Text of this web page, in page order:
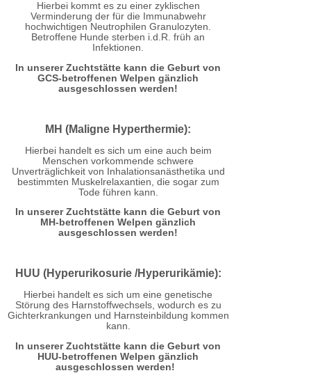
Hierbei kommt es zu einer zyklischen
Verminderung der für die Immunabwehr
hochwichtigen Neutrophilen Granulozyten.
Betroffene Hunde sterben i.d.R. früh an
Infektionen.
In unserer Zuchtstätte kann die Geburt von
GCS-betroffenen Welpen gänzlich
ausgeschlossen werden!
MH (Maligne Hyperthermie):
Hierbei handelt es sich um eine auch beim
Menschen vorkommende schwere
Unverträglichkeit von Inhalationsanästhetika und
bestimmten Muskelrelaxantien, die sogar zum
Tode führen kann.
In unserer Zuchtstätte kann die Geburt von
MH-betroffenen Welpen gänzlich
ausgeschlossen werden!
HUU (Hyperurikosurie /Hyperurikämie):
Hierbei handelt es sich um eine genetische
Störung des Harnstoffwechsels, wodurch es zu
Gichterkrankungen und Harnsteinbildung kommen
kann.
In unserer Zuchtstätte kann die Geburt von
HUU-betroffenen Welpen gänzlich
ausgeschlossen werden!